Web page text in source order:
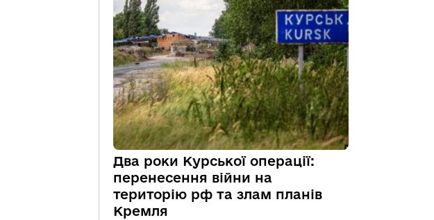
Два роки Курської операції:
перенесення війни на
територію рф та злам планів
Кремля